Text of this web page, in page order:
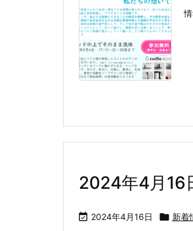
2024年4月16
 2024年4月16日  新着